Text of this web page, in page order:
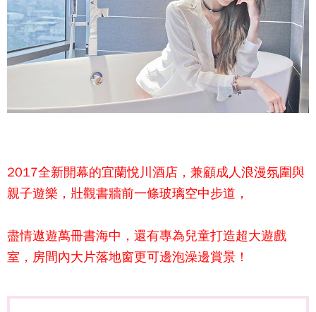
2017全新開幕的宜蘭悅川酒店 ，兼顧成人浪漫氛圍與
親子遊樂，壯觀書牆前一條玻璃空中步道，
盡情遨遊萬冊書海中，還有專為兒童打造超大遊戲
室，房間內大片落地窗更可邊泡澡邊賞景！